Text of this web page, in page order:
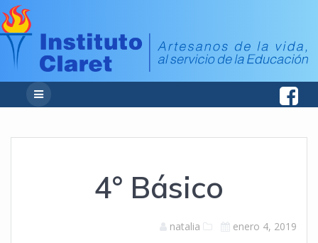
4° Básico
natalia enero 4, 2019